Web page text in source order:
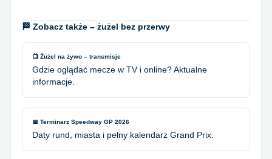
🏁 Zobacz także – żużel bez przerwy
📺 Żużel na żywo – transmisje
Gdzie oglądać mecze w TV i online? Aktualne
informacje.
📅 Terminarz Speedway GP 2026
Daty rund, miasta i pełny kalendarz Grand Prix.